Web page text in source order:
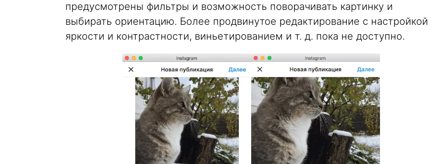
предусмотрены фильтры и возможность поворачивать картинку и
выбирать ориентацию. Более продвинутое редактирование с настройкой
яркости и контрастности, виньетированием и т. д. пока не доступно.